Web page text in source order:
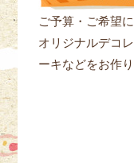
ご予算・ご希望
オリジナルデコ
ーキなどをお作